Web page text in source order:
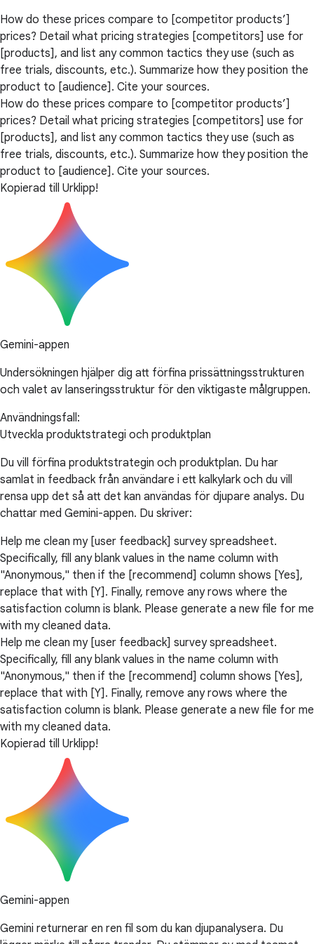
How do these prices compare to [competitor products’]
prices? Detail what pricing strategies [competitors] use for
[products], and list any common tactics they use (such as
free trials, discounts, etc.). Summarize how they position the
product to [audience]. Cite your sources.
How do these prices compare to [competitor products’]
prices? Detail what pricing strategies [competitors] use for
[products], and list any common tactics they use (such as
free trials, discounts, etc.). Summarize how they position the
product to [audience]. Cite your sources.
Kopierad till Urklipp!
Gemini-appen
Undersökningen hjälper dig att förfina prissättningsstrukturen
och valet av lanseringsstruktur för den viktigaste målgruppen.
Användningsfall:
Utveckla produktstrategi och produktplan
Du vill förfina produktstrategin och produktplan. Du har
samlat in feedback från användare i ett kalkylark och du vill
rensa upp det så att det kan användas för djupare analys. Du
chattar med Gemini-appen. Du skriver:
Help me clean my [user feedback] survey spreadsheet.
Specifically, fill any blank values in the name column with
"Anonymous," then if the [recommend] column shows [Yes],
replace that with [Y]. Finally, remove any rows where the
satisfaction column is blank. Please generate a new file for me
with my cleaned data.
Help me clean my [user feedback] survey spreadsheet.
Specifically, fill any blank values in the name column with
"Anonymous," then if the [recommend] column shows [Yes],
replace that with [Y]. Finally, remove any rows where the
satisfaction column is blank. Please generate a new file for me
with my cleaned data.
Kopierad till Urklipp!
Gemini-appen
Gemini returnerar en ren fil som du kan djupanalysera. Du